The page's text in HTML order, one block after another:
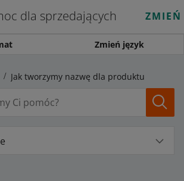
dla sprzedających
Zmień język
Jak tworzymy nazwę dla produktu